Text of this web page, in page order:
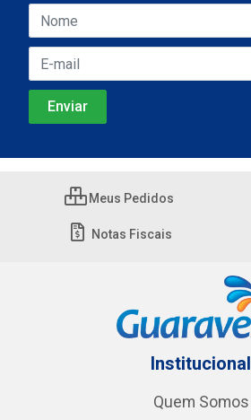
Meus Pedidos
Notas Fiscais
Institucional
Quem Somos